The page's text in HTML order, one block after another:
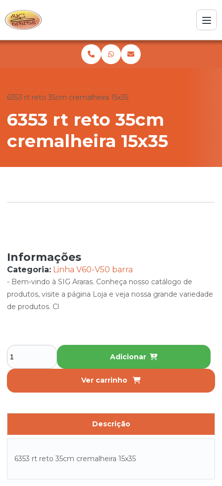
6353 rt reto 35cm cremalheira 15x35
6353 rt reto 35cm
cremalheira 15x35
Informações
Categoria: Linha V60-V50 barra
- Bem-vindo à SIG Araras. Conheça nosso catálogo de
produtos, visite a página Loja e veja nossa grande variedade
de produtos. Cl
Adicionar
Ver carrinho
Descrição
6353 rt reto 35cm cremalheira 15x35